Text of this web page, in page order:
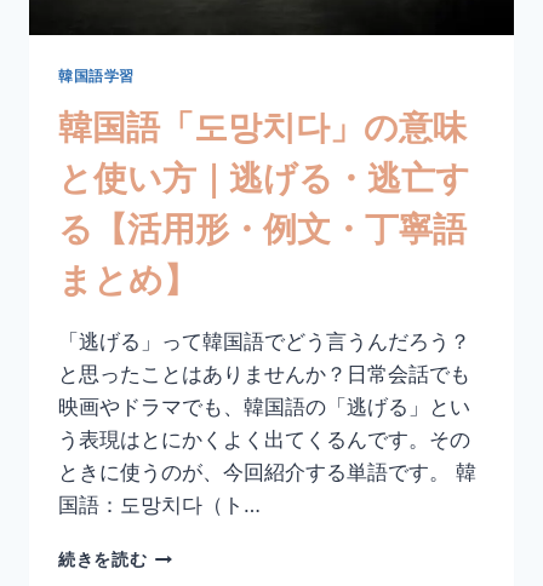
し
い
【活
用
形・
例
文・
比
表
現
ま
め】
韓国語学習
韓国語「도망치다」の意味
と使い方｜逃げる・逃亡す
る【活用形・例文・丁寧語
まとめ】
「逃げる」って韓国語でどう言うんだろう？
と思ったことはありませんか？日常会話でも
映画やドラマでも、韓国語の「逃げる」とい
う表現はとにかくよく出てくるんです。その
ときに使うのが、今回紹介する単語です。 韓
国語：도망치다（ト…
続きを読む韓